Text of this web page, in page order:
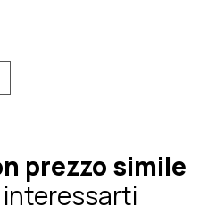
prezzo simile